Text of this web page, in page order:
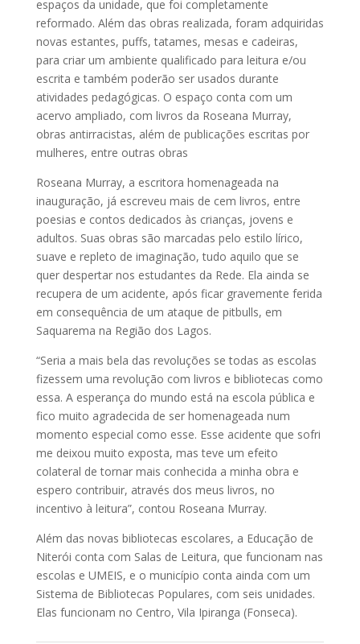
espaços da unidade, que foi completamente
reformado. Além das obras realizada, foram adquiridas
novas estantes, puffs, tatames, mesas e cadeiras,
para criar um ambiente qualificado para leitura e/ou
escrita e também poderão ser usados durante
atividades pedagógicas. O espaço conta com um
acervo ampliado, com livros da Roseana Murray,
obras antirracistas, além de publicações escritas por
mulheres, entre outras obras
Roseana Murray, a escritora homenageada na
inauguração, já escreveu mais de cem livros, entre
poesias e contos dedicados às crianças, jovens e
adultos. Suas obras são marcadas pelo estilo lírico,
suave e repleto de imaginação, tudo aquilo que se
quer despertar nos estudantes da Rede. Ela ainda se
recupera de um acidente, após ficar gravemente ferida
em consequência de um ataque de pitbulls, em
Saquarema na Região dos Lagos.
“Seria a mais bela das revoluções se todas as escolas
fizessem uma revolução com livros e bibliotecas como
essa. A esperança do mundo está na escola pública e
fico muito agradecida de ser homenageada num
momento especial como esse. Esse acidente que sofri
me deixou muito exposta, mas teve um efeito
colateral de tornar mais conhecida a minha obra e
espero contribuir, através dos meus livros, no
incentivo à leitura”, contou Roseana Murray.
Além das novas bibliotecas escolares, a Educação de
Niterói conta com Salas de Leitura, que funcionam nas
escolas e UMEIS, e o município conta ainda com um
Sistema de Bibliotecas Populares, com seis unidades.
Elas funcionam no Centro, Vila Ipiranga (Fonseca).